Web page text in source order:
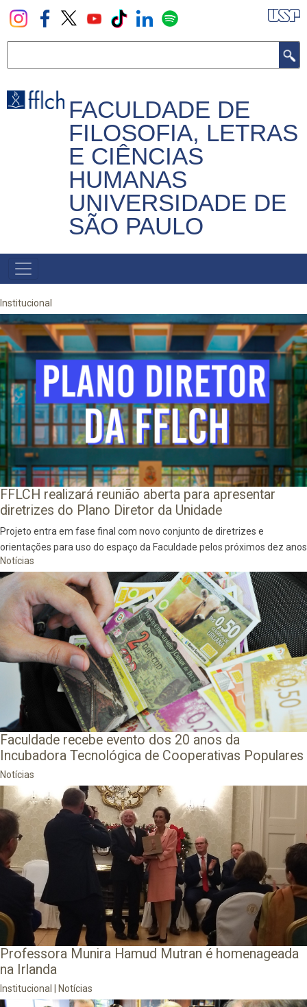
Pular
para
principal
FACULDADE DE
FILOSOFIA, LETRAS
E CIÊNCIAS
HUMANAS
UNIVERSIDADE DE
SÃO PAULO
NAVEGADOR
PRINCIPAL
Institucional
FFLCH realizará reunião aberta para apresentar
diretrizes do Plano Diretor da Unidade
Projeto entra em fase final com novo conjunto de diretrizes e
orientações para uso do espaço da Faculdade pelos próximos dez anos
Notícias
Faculdade recebe evento dos 20 anos da
Incubadora Tecnológica de Cooperativas Populares
Notícias
Professora Munira Hamud Mutran é homenageada
na Irlanda
Institucional Notícias